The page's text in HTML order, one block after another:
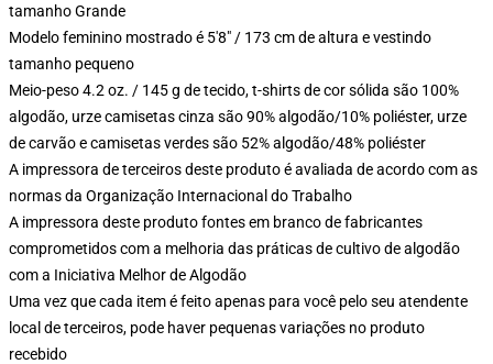
tamanho Grande
Modelo feminino mostrado é 5'8" / 173 cm de altura e vestindo
tamanho pequeno
Meio-peso 4.2 oz. / 145 g de tecido, t-shirts de cor sólida são 100%
algodão, urze camisetas cinza são 90% algodão/10% poliéster, urze
de carvão e camisetas verdes são 52% algodão/48% poliéster
A impressora de terceiros deste produto é avaliada de acordo com as
normas da Organização Internacional do Trabalho
A impressora deste produto fontes em branco de fabricantes
comprometidos com a melhoria das práticas de cultivo de algodão
com a Iniciativa Melhor de Algodão
Uma vez que cada item é feito apenas para você pelo seu atendente
local de terceiros, pode haver pequenas variações no produto
recebido